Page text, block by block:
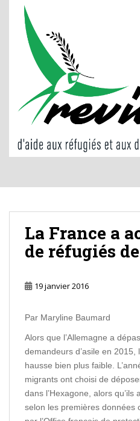
t
La France a
de réfugiés
19 janvier 2016
Par Maryline Baumard
Alors que l’Allemagne a
demandeurs d’asile en
hausse bien plus faible.
migrants ont choisi de
dans l’Hexagone, alors
selon les premières données